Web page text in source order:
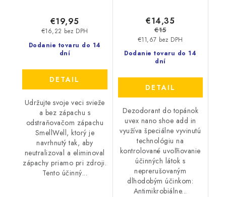
Dodanie tovaru do 14
dní
€16,22 bez DPH
€19,95
DETAIL
Udržujte svoje veci svieže
a bez zápachu s
odstraňovačom zápachu
SmellWell, ktorý je
navrhnutý tak, aby
neutralizoval a eliminoval
zápachy priamo pri zdroji.
Tento účinný...
Dodanie tovaru do 14
dní
€11,67 bez DPH
€14,35
€15
DETAIL
Dezodorant do topánok
uvex nano shoe add in
využíva špeciálne vyvinutú
technológiu na
kontrolované uvoľňovanie
účinných látok s
neprerušovaným
dlhodobým účinkom:
Antimikrobiálne...